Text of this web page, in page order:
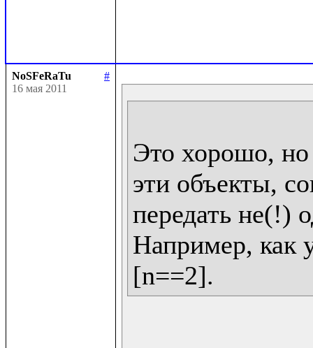
NoSFeRaTu
#
16 мая 2011
Это хорошо, но
эти объекты,
передать не(!)
Например, как